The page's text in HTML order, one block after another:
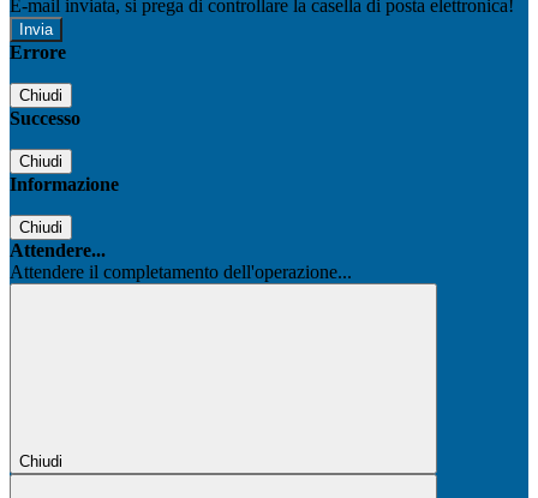
E-mail inviata, si prega di controllare la casella di posta elettronica!
Errore
Chiudi
Successo
Chiudi
Informazione
Chiudi
Attendere...
Attendere il completamento dell'operazione...
Chiudi